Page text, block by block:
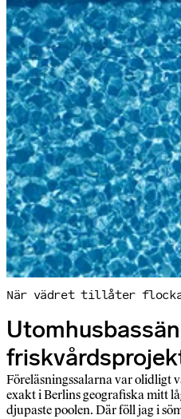
När vädret tillåter flockas
Föreläsningssalarna var olidligt
exakt i Berlins geografiska mitt
djupaste poolen. Där föll jag i